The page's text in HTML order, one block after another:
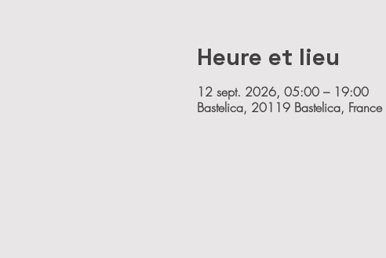
Heure et lieu
12 sept. 2026, 05:00 – 19:00
Bastelica, 20119 Bastelica, France